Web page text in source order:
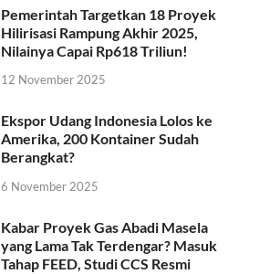
Pemerintah Targetkan 18 Proyek
Hilirisasi Rampung Akhir 2025,
Nilainya Capai Rp618 Triliun!
12 November 2025
Ekspor Udang Indonesia Lolos ke
Amerika, 200 Kontainer Sudah
Berangkat?
6 November 2025
Kabar Proyek Gas Abadi Masela
yang Lama Tak Terdengar? Masuk
Tahap FEED, Studi CCS Resmi